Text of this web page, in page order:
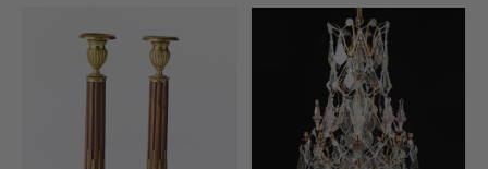
seleccionado